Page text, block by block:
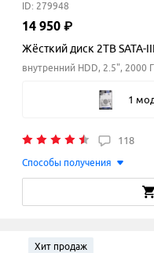
ID: 279948
14 950 ₽
Жёсткий диск 2TB SATA-
внутренний HDD, 2.5", 2000
1
118
Способы получения
Хит продаж